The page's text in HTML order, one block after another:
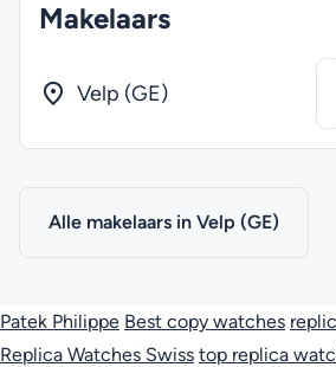
Makelaars
Velp (GE)
Alle makelaars in Velp (GE)
Patek Philippe Best copy watches
Replica Watches Swiss top replica